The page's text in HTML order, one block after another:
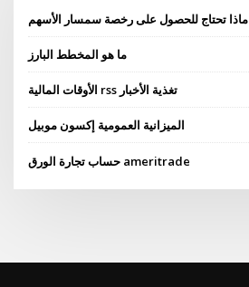
ماذا تحتاج للحصول على رخصة سمسار الأسهم
ما هو المخطط البارز
الأوقات المالية rss تغذية الأخبار
الميزانية العمومية إكسون موبيل
حساب تجارة الورق ameritrade